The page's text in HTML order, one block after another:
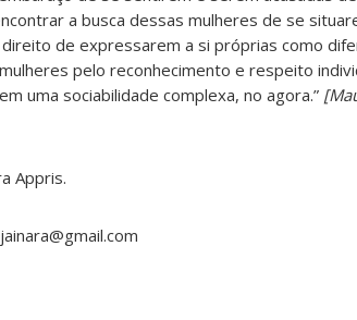
a busca dessas mulheres de se
de expressarem a si próprias como
pelo reconhecimento e respeito
uma sociabilidade complexa, no agora.”
Appris.